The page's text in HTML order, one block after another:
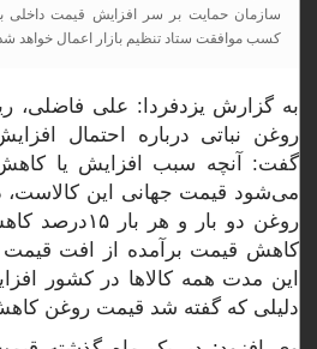
سازمان حمایت بر سر افزایش قیمت داخلی به
کسب موافقت ستاد تنظیم بازار اعمال خواهد شد.
به گزارش یزدفردا: علی فاضلی،
روغن نباتی درباره احتمال
گفت: آنچه سبب افزایش یا کاهش
می‌شود قیمت جهانی این کالاست،
روغن دو بار و هر
کاهش قیمت برآمده از افت قیمت
این مدت همه کالاها در کشور
دلیلی که گفته شد قیمت روغن کاهش